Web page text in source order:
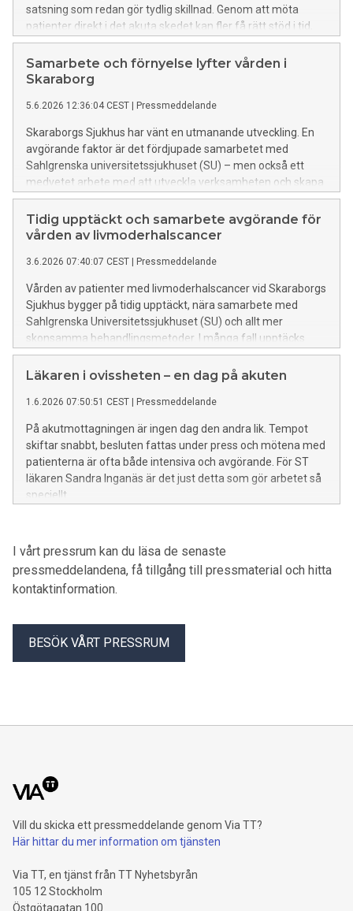
satsning som redan gör tydlig skillnad. Genom att möta
patienter direkt i det akuta skedet kan fler få rätt stöd i tid,
vilket minskar behovet av slutenvård och skapar en tryggare
väg hem.
Samarbete och förnyelse lyfter vården i
Skaraborg
5.6.2026 12:36:04 CEST Pressmeddelande
Skaraborgs Sjukhus har vänt en utmanande utveckling. En
avgörande faktor är det fördjupade samarbetet med
Sahlgrenska universitetssjukhuset (SU) – men också ett
medvetet arbete med att utveckla verksamheten och skapa
trygg vård på nya sätt. Nu lyfts modellen fram som en möjlig
väg framåt för att säkra tillgänglighet och kvalitet i hela
Västra Götalandsregionen.
Tidig upptäckt och samarbete avgörande för
vården av livmoderhalscancer
3.6.2026 07:40:07 CEST Pressmeddelande
Vården av patienter med livmoderhalscancer vid Skaraborgs
Sjukhus bygger på tidig upptäckt, nära samarbete med
Sahlgrenska Universitetssjukhuset (SU) och allt mer
skonsamma behandlingsmetoder. I många fall upptäcks
cancern redan i ett tidigt stadium genom det nationella
screeningprogrammet för livmoderhalscancer.
Läkaren i ovissheten – en dag på akuten
1.6.2026 07:50:51 CEST Pressmeddelande
På akutmottagningen är ingen dag den andra lik. Tempot
skiftar snabbt, besluten fattas under press och mötena med
patienterna är ofta både intensiva och avgörande. För ST
läkaren Sandra Inganäs är det just detta som gör arbetet så
speciellt.
I vårt pressrum kan du läsa de senaste
pressmeddelandena, få tillgång till pressmaterial och hitta
kontaktinformation.
BESÖK VÅRT PRESSRUM
Vill du skicka ett pressmeddelande genom Via TT?
Här hittar du mer information om tjänsten
Via TT, en tjänst från TT Nyhetsbyrån
105 12 Stockholm
Östgötagatan 100